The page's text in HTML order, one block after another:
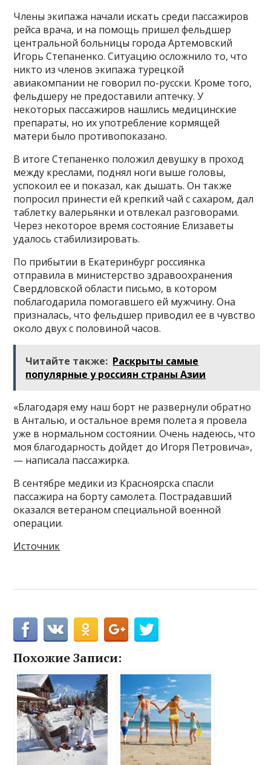
Члены экипажа начали искать среди пассажиров
рейса врача, и на помощь пришел фельдшер
центральной больницы города Артемовский
Игорь Степаненко. Ситуацию осложнило то, что
никто из членов экипажа турецкой
авиакомпании не говорил по-русски. Кроме того,
фельдшеру не предоставили аптечку. У
некоторых пассажиров нашлись медицинские
препараты, но их употребление кормящей
матери было противопоказано.
В итоге Степаненко положил девушку в проход
между креслами, поднял ноги выше головы,
успокоил ее и показал, как дышать. Он также
попросил принести ей крепкий чай с сахаром, дал
таблетку валерьянки и отвлекал разговорами.
Через некоторое время состояние Елизаветы
удалось стабилизировать.
По прибытии в Екатеринбург россиянка
отправила в министерство здравоохранения
Свердловской области письмо, в котором
поблагодарила помогавшего ей мужчину. Она
призналась, что фельдшер приводил ее в чувство
около двух с половиной часов.
Читайте также: Раскрыты самые
популярные у россиян страны Азии
«Благодаря ему наш борт не развернули обратно
в Анталью, и остальное время полета я провела
уже в нормальном состоянии. Очень надеюсь, что
моя благодарность дойдет до Игоря Петровича»,
— написала пассажирка.
В сентябре медики из Красноярска спасли
пассажира на борту самолета. Пострадавший
оказался ветераном специальной военной
операции.
Источник
Похожие Записи: